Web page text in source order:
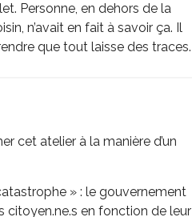
Personne, en dehors de la
n’avait en fait à savoir ça. Il
que tout laisse des traces.
cet atelier à la manière d’un
» : le gouvernement
citoyen.ne.s en fonction de leur